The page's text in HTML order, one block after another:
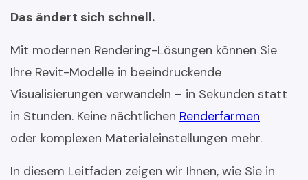
Das ändert sich schnell.
Mit modernen Rendering-Lösungen können Sie
Ihre Revit-Modelle in beeindruckende
Visualisierungen verwandeln – in Sekunden statt
in Stunden. Keine nächtlichen Renderfarmen
oder komplexen Materialeinstellungen mehr.
In diesem Leitfaden zeigen wir Ihnen, wie Sie in